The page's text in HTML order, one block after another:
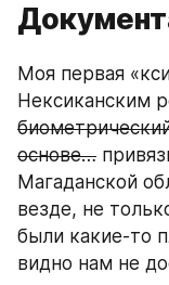
Моя первая
основе…
Магаданской
везде, не
были какие-то
видно нам не